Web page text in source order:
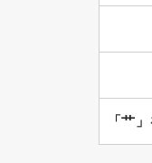
「艹